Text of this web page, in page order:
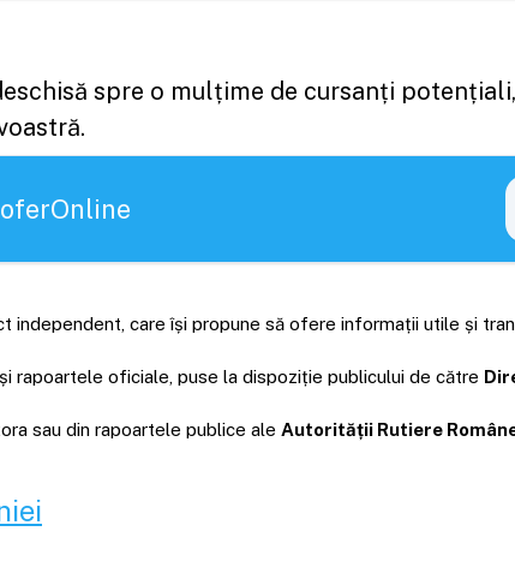
spre o mulțime de cursanți
independent, care își propune să ofere informații utile și
rapoartele oficiale, puse la dispoziție publicului de către
sau din rapoartele publice ale Autorității Rutiere